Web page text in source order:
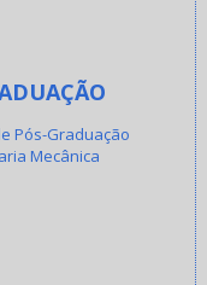
Pós-Graduação
Mecânica